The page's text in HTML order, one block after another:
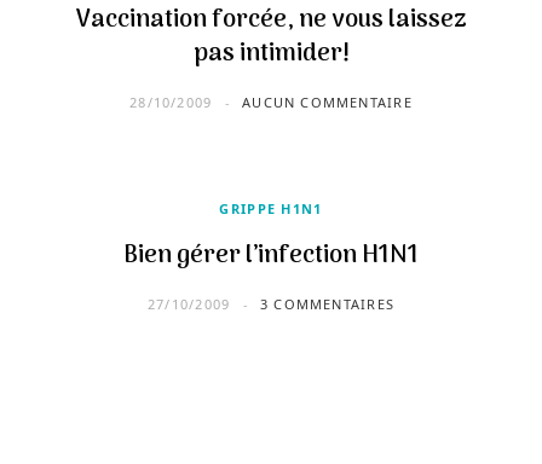
Vaccination forcée, ne vous laissez
pas intimider!
28/10/2009 AUCUN COMMENTAIRE
GRIPPE H1N1
Bien gérer l’infection H1N1
27/10/2009 3 COMMENTAIRES